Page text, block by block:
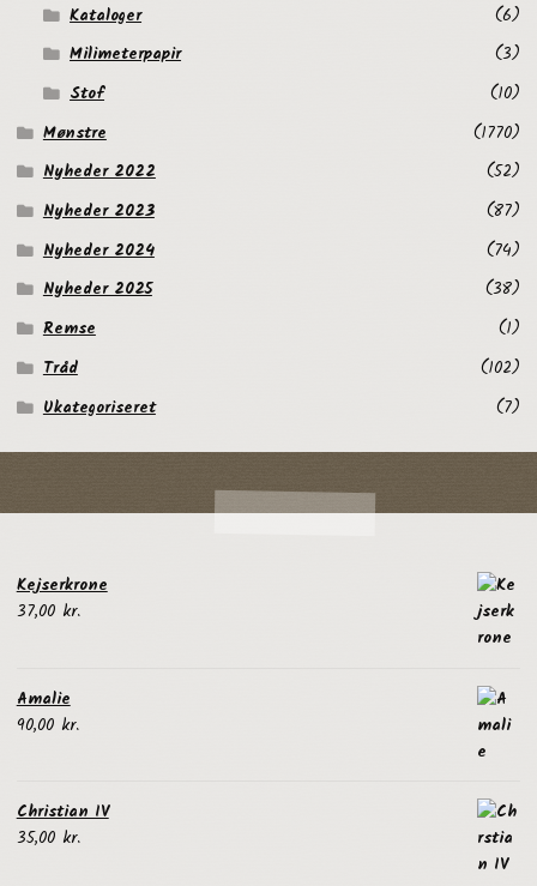
Kataloger
(6)
Milimeterpapir
(3)
Stof
(10)
Mønstre
(1770)
Nyheder 2022
(52)
Nyheder 2023
(87)
Nyheder 2024
(74)
Nyheder 2025
(38)
Remse
(1)
Tråd
(102)
Ukategoriseret
(7)
Kejserkrone
37,00 kr.
Amalie
90,00 kr.
Christian IV
35,00 kr.